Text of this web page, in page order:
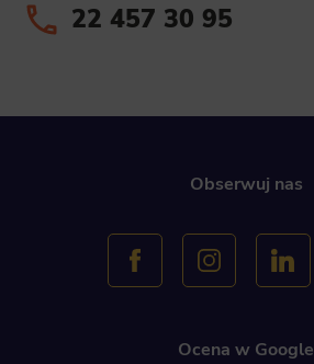
22 457 30 95
Obserwuj nas
Ocena w Google